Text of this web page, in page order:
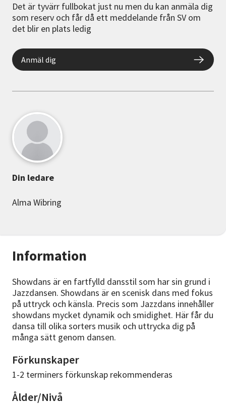
Information
Showdans är en fartfylld dansstil som har sin grund i
Jazzdansen. Showdans är en scenisk dans med fokus
på uttryck och känsla. Precis som Jazzdans innehåller
showdans mycket dynamik och smidighet. Här får du
dansa till olika sorters musik och uttrycka dig på
många sätt genom dansen.
Förkunskaper
1-2 terminers förkunskap rekommenderas
Ålder/Nivå
Det är tyvärr fullbokat just nu men du kan anmäla dig
som reserv och får då ett meddelande från SV om
det blir en plats ledig
Anmäl dig
Din ledare
Alma Wibring